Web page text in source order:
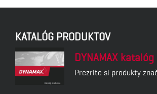
KATALÓG PRODUKTOV
DYNAMAX
Prezrite si produkty